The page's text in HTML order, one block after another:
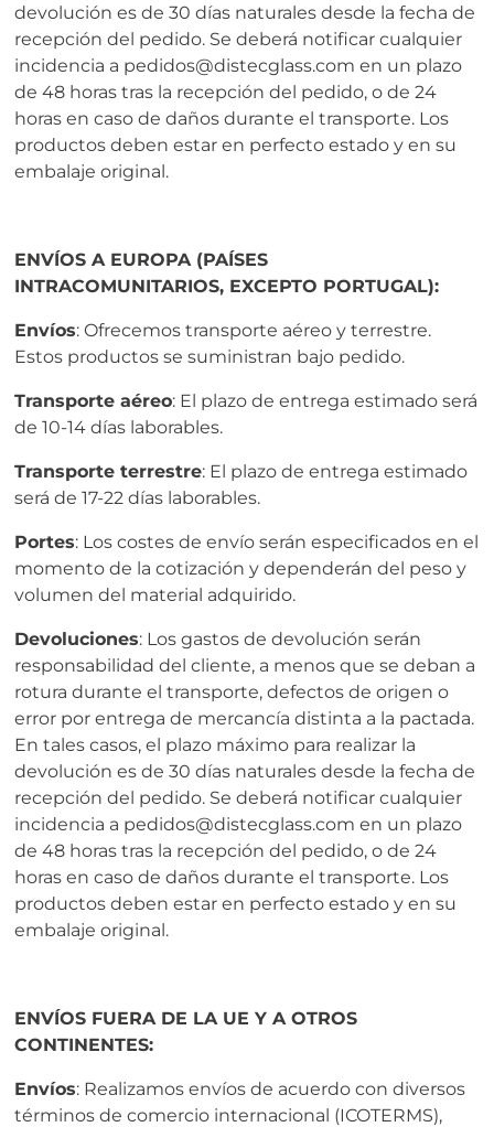
devolución es de 30 días naturales desde la fecha de
recepción del pedido. Se deberá notificar cualquier
incidencia a pedidos@distecglass.com en un plazo
de 48 horas tras la recepción del pedido, o de 24
horas en caso de daños durante el transporte. Los
productos deben estar en perfecto estado y en su
embalaje original.
ENVÍOS A EUROPA (PAÍSES
INTRACOMUNITARIOS, EXCEPTO PORTUGAL):
Envíos: Ofrecemos transporte aéreo y terrestre.
Estos productos se suministran bajo pedido.
Transporte aéreo: El plazo de entrega estimado será
de 10-14 días laborables.
Transporte terrestre: El plazo de entrega estimado
será de 17-22 días laborables.
Portes: Los costes de envío serán especificados en el
momento de la cotización y dependerán del peso y
volumen del material adquirido.
Devoluciones: Los gastos de devolución serán
responsabilidad del cliente, a menos que se deban a
rotura durante el transporte, defectos de origen o
error por entrega de mercancía distinta a la pactada.
En tales casos, el plazo máximo para realizar la
devolución es de 30 días naturales desde la fecha de
recepción del pedido. Se deberá notificar cualquier
incidencia a pedidos@distecglass.com en un plazo
de 48 horas tras la recepción del pedido, o de 24
horas en caso de daños durante el transporte. Los
productos deben estar en perfecto estado y en su
embalaje original.
ENVÍOS FUERA DE LA UE Y A OTROS
CONTINENTES:
Envíos: Realizamos envíos de acuerdo con diversos
términos de comercio internacional (ICOTERMS),